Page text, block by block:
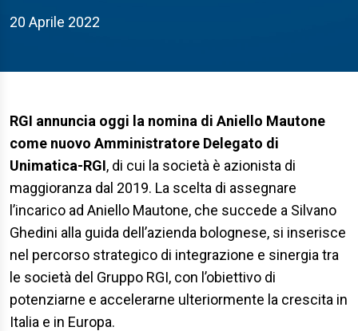
20 Aprile 2022
RGI annuncia oggi la nomina di Aniello Mautone
come nuovo Amministratore Delegato di
Unimatica-RGI, di cui la società è azionista di
maggioranza dal 2019. La scelta di assegnare
l’incarico ad Aniello Mautone, che succede a Silvano
Ghedini alla guida dell’azienda bolognese, si inserisce
nel percorso strategico di integrazione e sinergia tra
le società del Gruppo RGI, con l’obiettivo di
potenziarne e accelerarne ulteriormente la crescita in
Italia e in Europa.